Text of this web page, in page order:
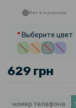
Нет в наличии
Выберите цвет
629 грн